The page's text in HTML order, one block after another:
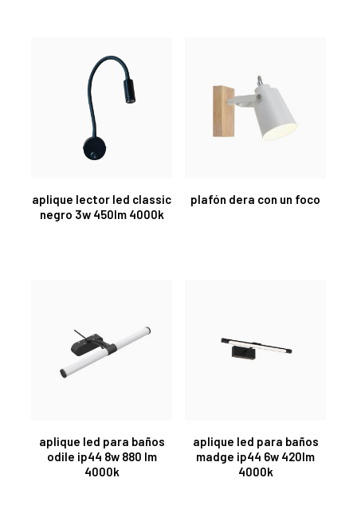
aplique lector led classic
negro 3w 450lm 4000k
plafón dera con un foco
aplique led para baños
odile ip44 8w 880 lm
4000k
aplique led para baños
madge ip44 6w 420lm
4000k